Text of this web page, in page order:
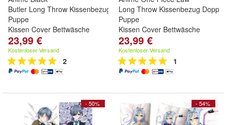
Butler Long Throw Kissenbezug Doppelseitig
Puppe
Kissen Cover Bettwäsche
23,99 €
Kostenloser Versand
2
Long Throw Kissenbezug
Puppe
Kissen Cover Bettwäsche
23,99 €
Kostenloser Versand
1
- 50% - 54%